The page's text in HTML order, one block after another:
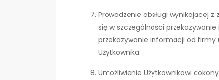
Prowadzenie obsługi wynikającej
się w szczególności
przekazywanie informacji od firmy
Użytkownika.
Umożliwienie Użytkownikowi